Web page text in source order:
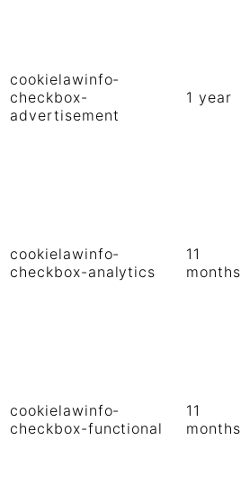
cookielawinfo-
checkbox-
advertisement
1 year
cookielawinfo-
checkbox-analytics
11
months
cookielawinfo-
checkbox-functional
11
months